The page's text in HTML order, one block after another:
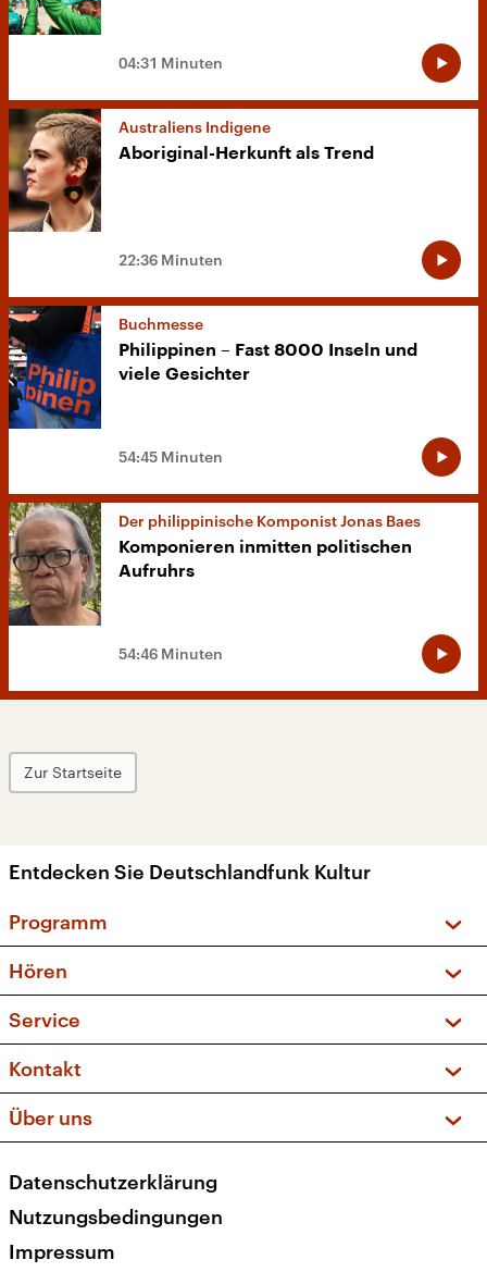
04:31 Minuten
Australiens Indigene
Aboriginal-Herkunft als Trend
22:36 Minuten
Buchmesse
Philippinen – Fast 8000 Inseln und
viele Gesichter
54:45 Minuten
Der philippinische Komponist Jonas Baes
Komponieren inmitten politischen
Aufruhrs
54:46 Minuten
Zur Startseite
Entdecken Sie Deutschlandfunk Kultur
Programm
Sendungen und Podcasts
Musikliste
Kakadu – Das Kinderprogramm
Hören
Frequenzen (UKW + DAB+)
Service
FAQ
Apps
Newsletter
Kontakt
Social Media
Über uns
Presse
Karriere
Transparenz
Datenschutzerklärung
Nutzungsbedingungen
Impressum